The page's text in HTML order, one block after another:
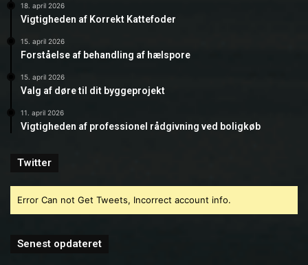
18. april 2026
Vigtigheden af Korrekt Kattefoder
15. april 2026
Forståelse af behandling af hælspore
15. april 2026
Valg af døre til dit byggeprojekt
11. april 2026
Vigtigheden af professionel rådgivning ved boligkøb
Twitter
Error Can not Get Tweets, Incorrect account info.
Senest opdateret